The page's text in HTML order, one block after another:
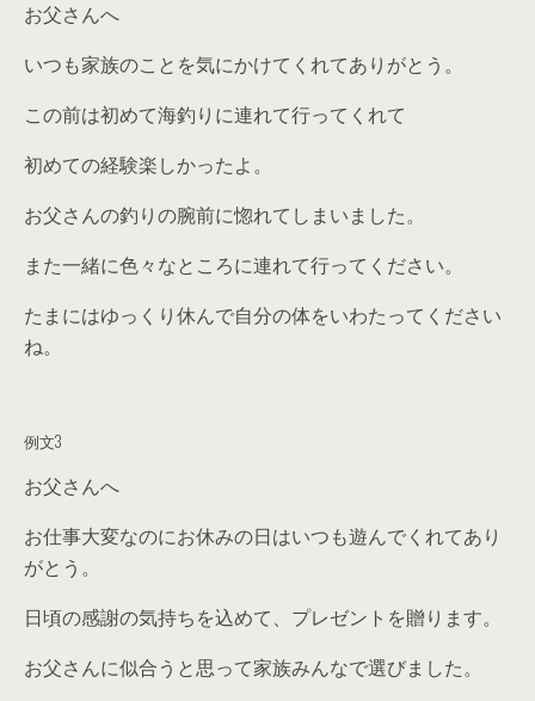
お父さんへ
いつも家族のことを気にかけてくれてありがとう。
この前は初めて海釣りに連れて行ってくれて
初めての経験楽しかったよ。
お父さんの釣りの腕前に惚れてしまいました。
また一緒に色々なところに連れて行ってください。
たまにはゆっくり休んで自分の体をいわたってください
ね。
例文3
お父さんへ
お仕事大変なのにお休みの日はいつも遊んでくれてあり
がとう。
日頃の感謝の気持ちを込めて、プレゼントを贈ります。
お父さんに似合うと思って家族みんなで選びました。